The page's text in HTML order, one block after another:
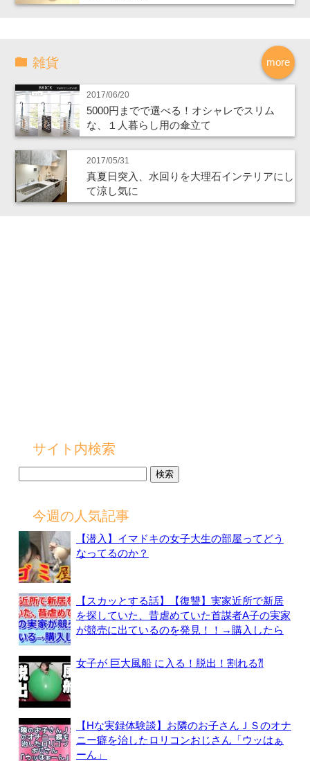
more
雑貨
2017/06/20
5000円までで選べる！オシャレでスリム
な、１人暮らし用の傘立て
2017/05/31
真夏日突入、水回りを大理石インテリアにし
て涼し気に
サイト内検索
今週の人気記事
【潜入】イマドキの女子大生の部屋ってどう
なってるのか？
【スカッとする話】【復讐】実家近所で新居
を探していた、昔虐めていた首謀者A子の実家
が競売に出ているのを発見！！→購入したら
女子が 巨大風船 に入る！脱出！割れる⁈
【Hな実録体験談】お隣のお子さんＪＳのオナ
ニー癖を治したロリコンおじさん「ウッはぁ
ーん」